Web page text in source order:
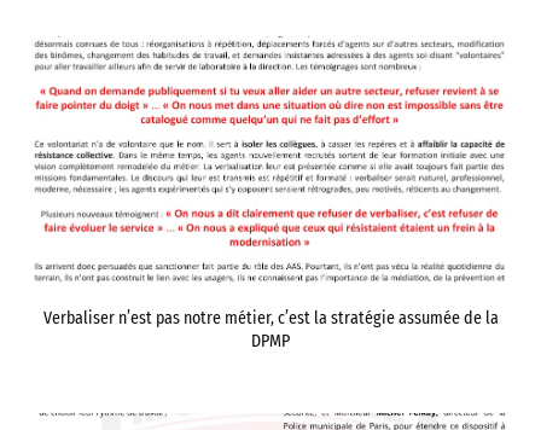
Verbaliser n’est pas notre métier, c’est la stratégie assumée de la
DPMP